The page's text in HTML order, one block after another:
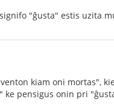
"ĝusta" estis uzita
kiam oni mortas",
ke pensigus onin pri